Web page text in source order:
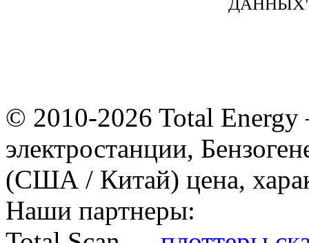
© 2010-2026 Total
электростанции,
(США / Китай) цена,
Наши партнеры: